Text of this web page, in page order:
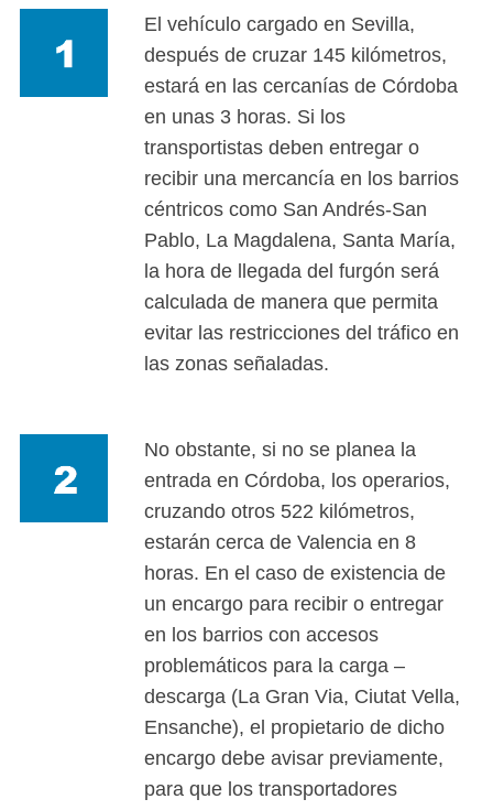
El vehículo cargado en Sevilla,
después de cruzar 145 kilómetros,
estará en las cercanías de Córdoba
en unas 3 horas. Si los
transportistas deben entregar o
recibir una mercancía en los barrios
céntricos como San Andrés-San
Pablo, La Magdalena, Santa María,
la hora de llegada del furgón será
calculada de manera que permita
evitar las restricciones del tráfico en
las zonas señaladas.
No obstante, si no se planea la
entrada en Córdoba, los operarios,
cruzando otros 522 kilómetros,
estarán cerca de Valencia en 8
horas. En el caso de existencia de
un encargo para recibir o entregar
en los barrios con accesos
problemáticos para la carga –
descarga (La Gran Via, Ciutat Vella,
Ensanche), el propietario de dicho
encargo debe avisar previamente,
para que los transportadores